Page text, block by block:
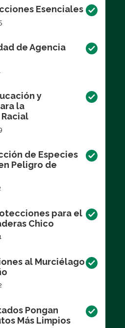
Esenciales
de Agencia
y
la
de Especies
Peligro de
para el
Chico
al Murciélago
Pongan
Más Limpios